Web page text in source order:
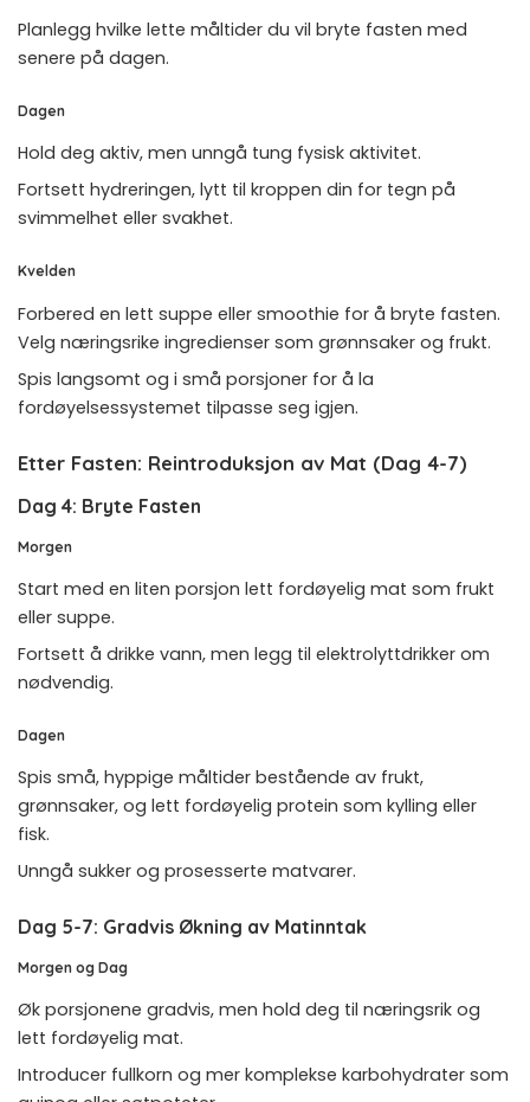
Planlegg hvilke lette måltider du vil bryte fasten med
senere på dagen.
Dagen
Hold deg aktiv, men unngå tung fysisk aktivitet.
Fortsett hydreringen, lytt til kroppen din for tegn på
svimmelhet eller svakhet.
Kvelden
Forbered en lett suppe eller smoothie for å bryte fasten.
Velg næringsrike ingredienser som grønnsaker og frukt.
Spis langsomt og i små porsjoner for å la
fordøyelsessystemet tilpasse seg igjen.
Etter Fasten: Reintroduksjon av Mat (Dag 4-7)
Dag 4: Bryte Fasten
Morgen
Start med en liten porsjon lett fordøyelig mat som frukt
eller suppe.
Fortsett å drikke vann, men legg til elektrolyttdrikker om
nødvendig.
Dagen
Spis små, hyppige måltider bestående av frukt,
grønnsaker, og lett fordøyelig protein som kylling eller
fisk.
Unngå sukker og prosesserte matvarer.
Dag 5-7: Gradvis Økning av Matinntak
Morgen og Dag
Øk porsjonene gradvis, men hold deg til næringsrik og
lett fordøyelig mat.
Introducer fullkorn og mer komplekse karbohydrater som